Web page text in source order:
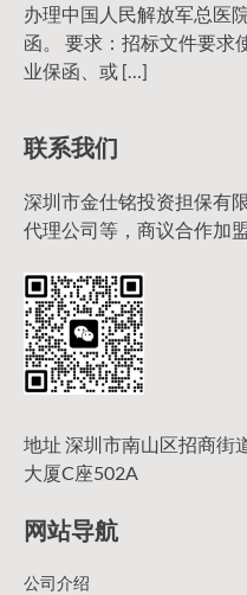
办理中国人民解放军总医
函。 要求：招标文件要求
业保函、或 […]
联系我们
深圳市金仕铭投资担保有
代理公司等，商议合作加
地址 深圳市南山区招商街
大厦C座502A
网站导航
公司介绍